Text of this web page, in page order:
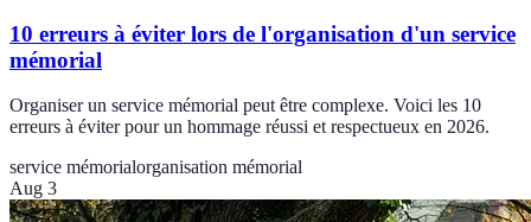
10 erreurs à éviter lors de l'organisation d'un service
mémorial
Organiser un service mémorial peut être complexe. Voici les 10
erreurs à éviter pour un hommage réussi et respectueux en 2026.
service mémorialorganisation mémorial
Aug 3